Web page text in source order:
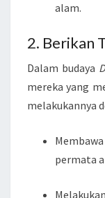
alam.
2. Berikan
Dalam budaya
mereka yang
melakukannya
Membawa
permata